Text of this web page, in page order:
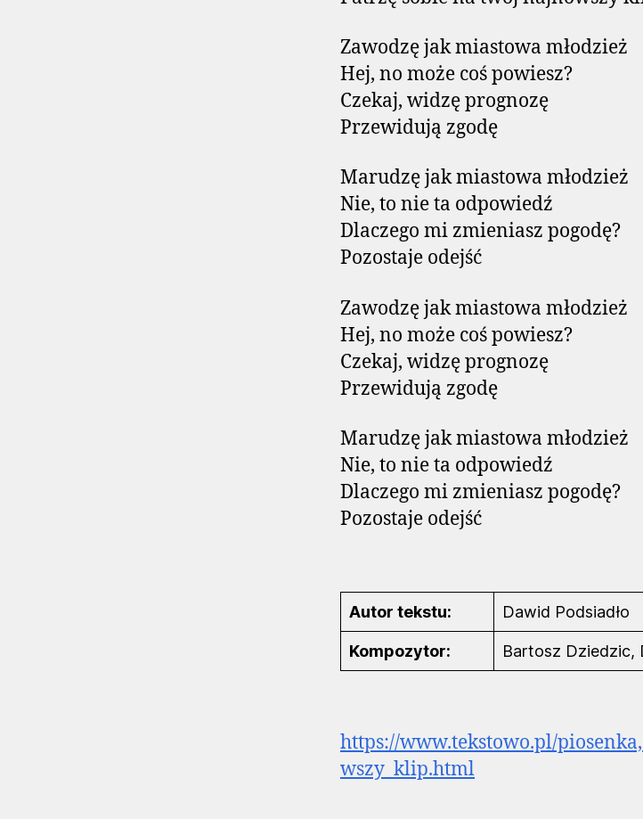
Zawodzę jak miastowa młodzież
Hej, no może coś powiesz?
Czekaj, widzę prognozę
Przewidują zgodę
Marudzę jak miastowa młodzież
Nie, to nie ta odpowiedź
Dlaczego mi zmieniasz pogodę?
Pozostaje odejść
Zawodzę jak miastowa młodzież
Hej, no może coś powiesz?
Czekaj, widzę prognozę
Przewidują zgodę
Marudzę jak miastowa młodzież
Nie, to nie ta odpowiedź
Dlaczego mi zmieniasz pogodę?
Pozostaje odejść
Autor tekstu: Dawid Podsiadło
Kompozytor: Bartosz Dziedzic,
https://www.tekstowo.pl/
wszy_klip.html